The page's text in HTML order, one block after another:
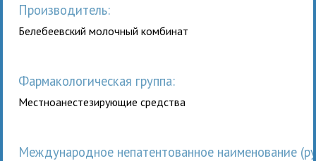
Производитель:
Белебеевский молочный комбинат
Фармакологическая группа:
Местноанестезирующие средства
Международное непатентованное наименование